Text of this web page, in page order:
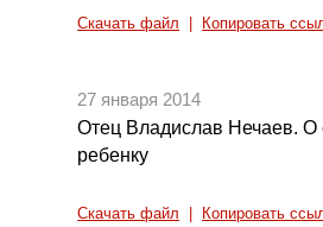
Скачать файл Копировать
27 января 2014
Отец Владислав Нечаев. О
ребенку
Скачать файл Копировать